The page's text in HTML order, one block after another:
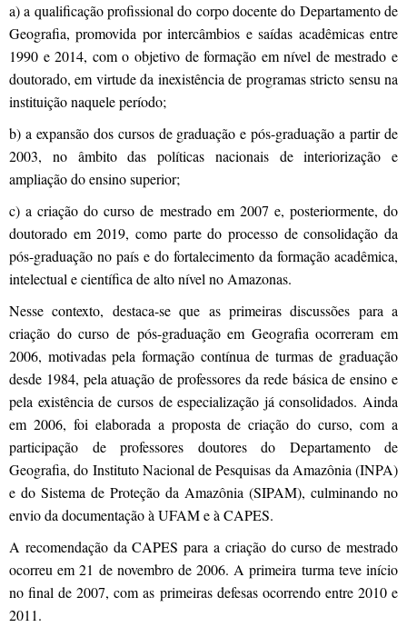
a) a qualificação profissional do corpo docente do Departamento de
Geografia, promovida por intercâmbios e saídas acadêmicas entre
1990 e 2014, com o objetivo de formação em nível de mestrado e
doutorado, em virtude da inexistência de programas stricto sensu na
instituição naquele período;
b) a expansão dos cursos de graduação e pós-graduação a partir de
2003, no âmbito das políticas nacionais de interiorização e
ampliação do ensino superior;
c) a criação do curso de mestrado em 2007 e, posteriormente, do
doutorado em 2019, como parte do processo de consolidação da
pós-graduação no país e do fortalecimento da formação acadêmica,
intelectual e científica de alto nível no Amazonas.
Nesse contexto, destaca-se que as primeiras discussões para a
criação do curso de pós-graduação em Geografia ocorreram em
2006, motivadas pela formação contínua de turmas de graduação
desde 1984, pela atuação de professores da rede básica de ensino e
pela existência de cursos de especialização já consolidados. Ainda
em 2006, foi elaborada a proposta de criação do curso, com a
participação de professores doutores do Departamento de
Geografia, do Instituto Nacional de Pesquisas da Amazônia (INPA)
e do Sistema de Proteção da Amazônia (SIPAM), culminando no
envio da documentação à UFAM e à CAPES.
A recomendação da CAPES para a criação do curso de mestrado
ocorreu em 21 de novembro de 2006. A primeira turma teve início
no final de 2007, com as primeiras defesas ocorrendo entre 2010 e
2011.